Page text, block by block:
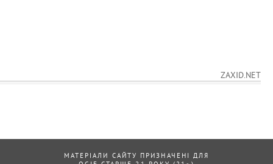
ZAXID.NET
МАТЕРІАЛИ САЙТУ ПРИЗНАЧЕНІ ДЛЯ